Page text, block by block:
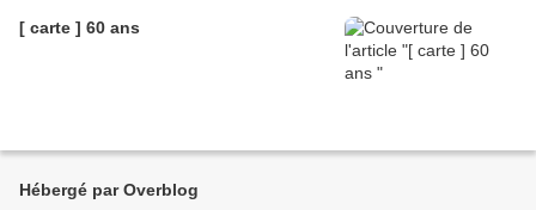
[ carte ] 60 ans
Hébergé par Overblog